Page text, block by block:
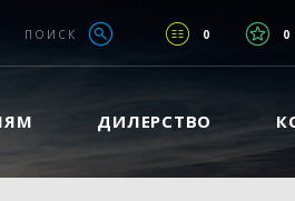
0 0
ПОИСК
ДИЛЕРСТВО